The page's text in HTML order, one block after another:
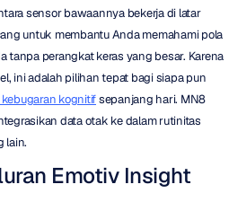
sensor bawaannya bekerja di latar
untuk membantu Anda memahami pola
tanpa perangkat keras yang besar. Karena
ini adalah pilihan tepat bagi siapa pun
kebugaran kognitif sepanjang hari. MN8
data otak ke dalam rutinitas
lain.
Emotiv Insight